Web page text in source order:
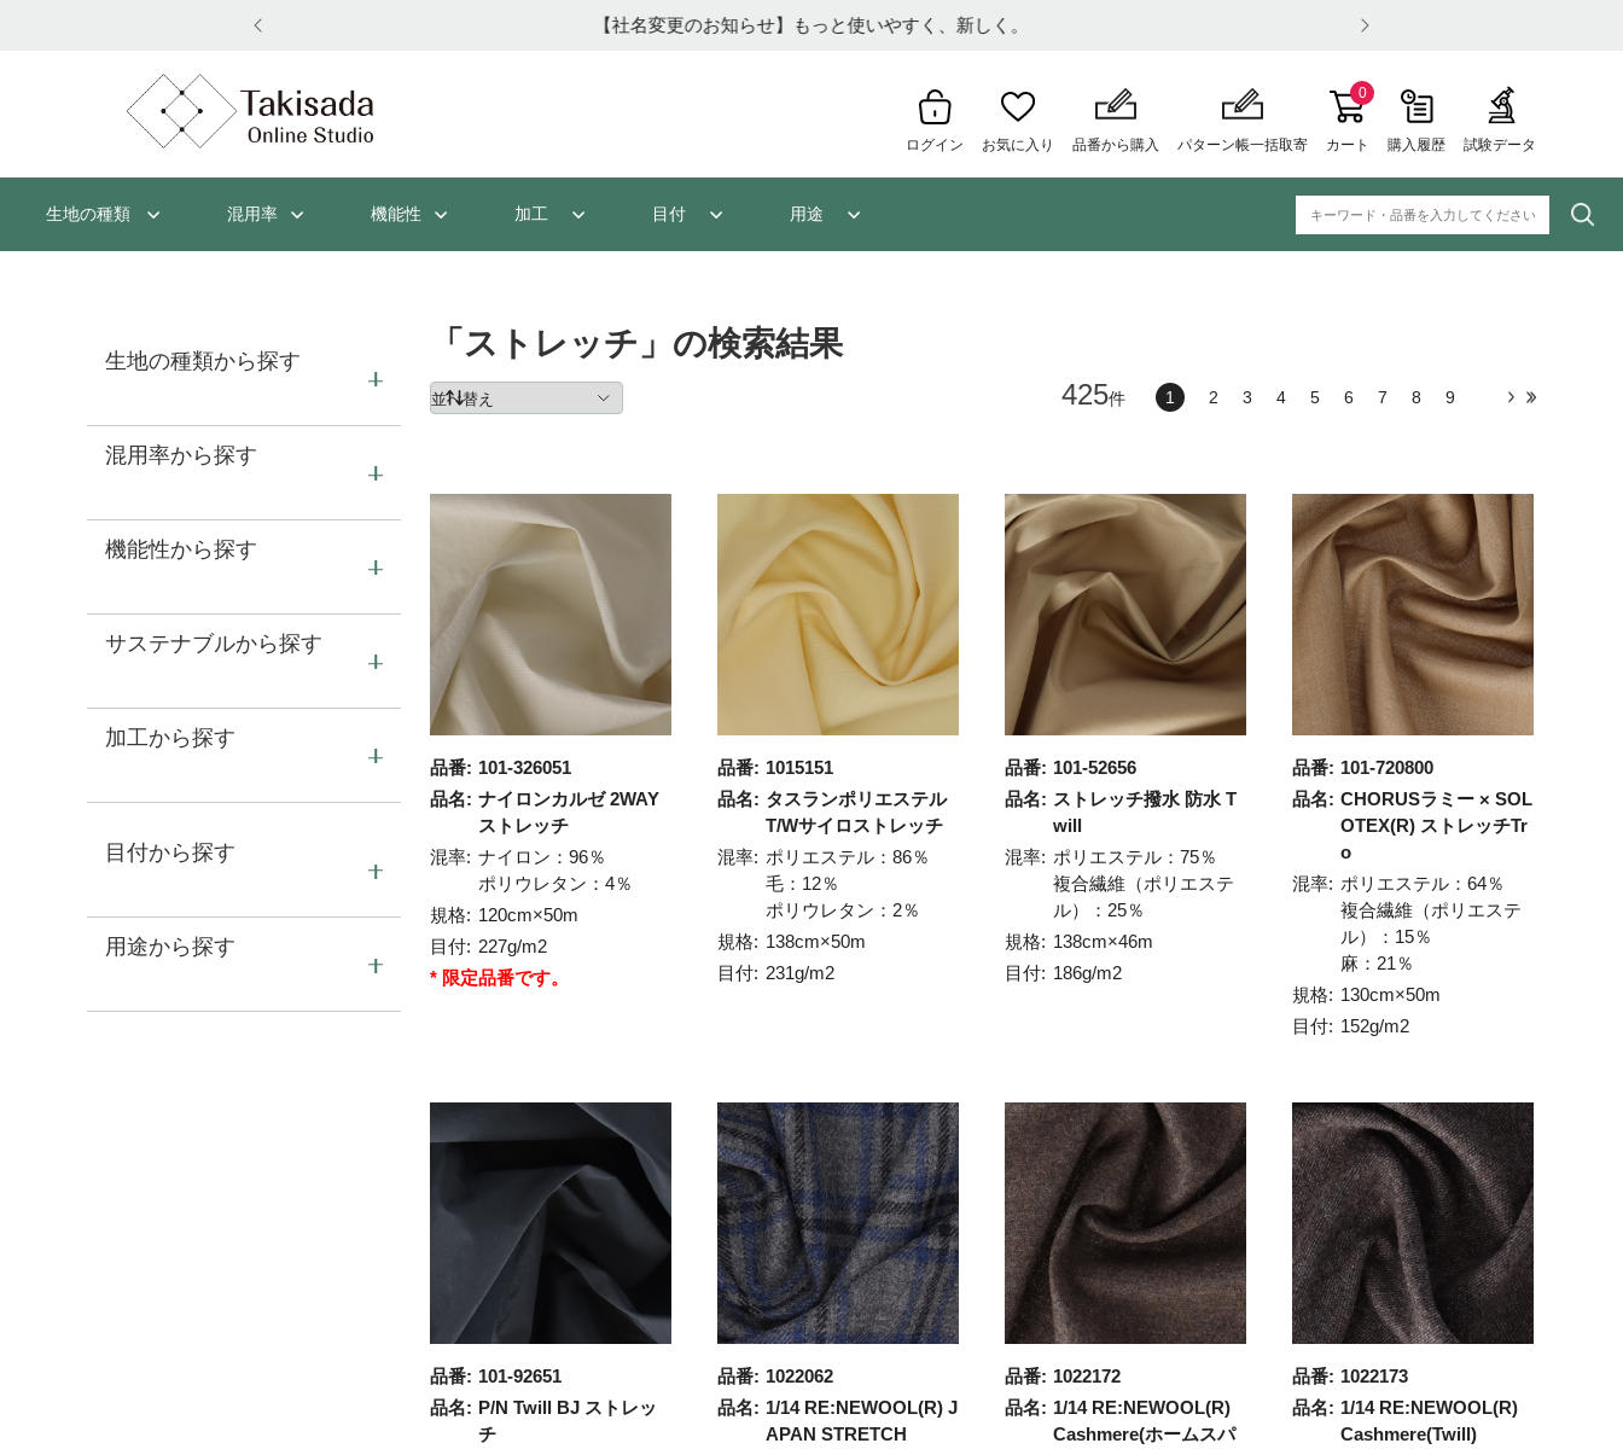
【社名変更のお知らせ】もっと使いやすく、新しく。
ログイン お気に入り 品番から購入 パターン帳一括取寄 カート
0
購入履歴 試験データ
生地の種類 混用率 機能性 加工 目付 用途
「ストレッチ」の検索結果
425件 1 2 3 4 5 6 7 8 9
品番: 101-326051
品名: ナイロンカルゼ 2WAY
ストレッチ
混率: ナイロン：96％
ポリウレタン：4％
規格: 120cm×50m
目付: 227g/m2
* 限定品番です。
品番: 1015151
品名: タスランポリエステル
T/Wサイロストレッチ
混率: ポリエステル：86％
毛：12％
ポリウレタン：2％
規格: 138cm×50m
目付: 231g/m2
品番: 101-52656
品名: ストレッチ撥水 防水 T
will
混率: ポリエステル：75％
複合繊維（ポリエステ
ル）：25％
規格: 138cm×46m
目付: 186g/m2
品番: 101-720800
品名: CHORUSラミー × SOL
OTEX(R) ストレッチTr
o
混率: ポリエステル：64％
複合繊維（ポリエステ
ル）：15％
麻：21％
規格: 130cm×50m
目付: 152g/m2
品番: 101-92651
品名: P/N Twill BJ ストレッ
チ
品番: 1022062
品名: 1/14 RE:NEWOOL(R) J
APAN STRETCH
品番: 1022172
品名: 1/14 RE:NEWOOL(R)
Cashmere(ホームスパ
品番: 1022173
品名: 1/14 RE:NEWOOL(R)
Cashmere(Twill)
生地の種類から探す
混用率から探す
機能性から探す
サステナブルから探す
加工から探す
目付から探す
用途から探す